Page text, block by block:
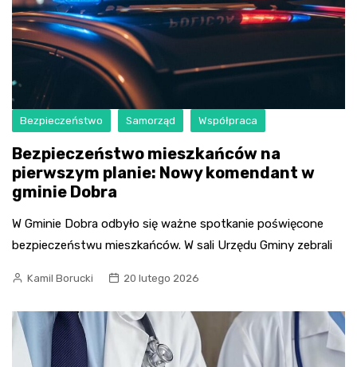
Bezpieczeństwo Samorząd Współpraca
Bezpieczeństwo mieszkańców na
pierwszym planie: Nowy komendant w
gminie Dobra
W Gminie Dobra odbyło się ważne spotkanie poświęcone
bezpieczeństwu mieszkańców. W sali Urzędu Gminy zebrali
Kamil Borucki 20 lutego 2026